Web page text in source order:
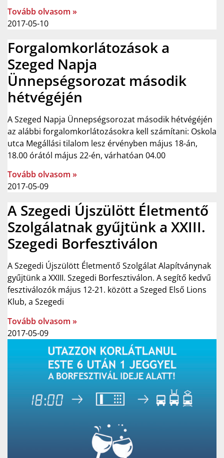
Tovább olvasom »
2017-05-10
Forgalomkorlátozások a
Szeged Napja
Ünnepségsorozat második
hétvégéjén
A Szeged Napja Ünnepségsorozat második hétvégéjén
az alábbi forgalomkorlátozásokra kell számítani: Oskola
utca Megállási tilalom lesz érvényben május 18-án,
18.00 órától május 22-én, várhatóan 04.00
Tovább olvasom »
2017-05-09
A Szegedi Újszülött Életmentő
Szolgálatnak gyűjtünk a XXIII.
Szegedi Borfesztiválon
A Szegedi Újszülött Életmentő Szolgálat Alapítványnak
gyűjtünk a XXIII. Szegedi Borfesztiválon. A segítő kedvű
fesztiválozók május 12-21. között a Szeged Első Lions
Klub, a Szegedi
Tovább olvasom »
2017-05-09